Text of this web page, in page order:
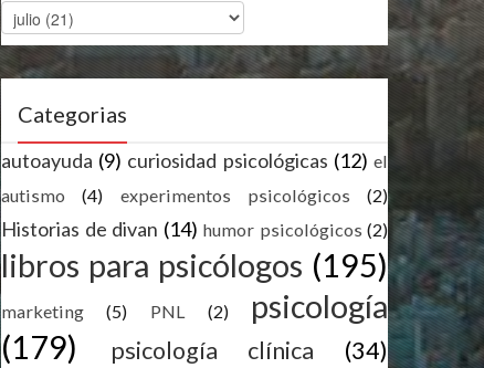
Categorias
autoayuda (9) curiosidad psicológicas (12) el
autismo
(4) experimentos psicológicos (2)
Historias de divan (14) humor psicológicos (2)
libros para psicólogos (195)
marketing (5) PNL (2)
psicología
(179)
psicología clínica (34)